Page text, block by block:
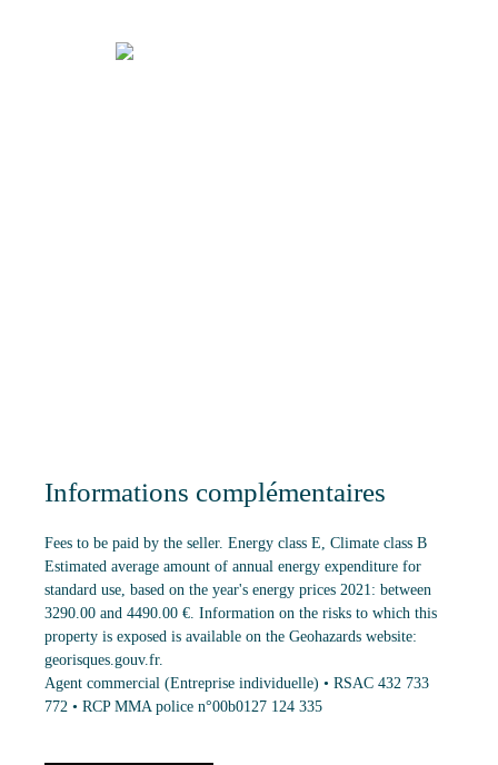
Informations complémentaires
Fees to be paid by the seller. Energy class E, Climate class B
Estimated average amount of annual energy expenditure for
standard use, based on the year's energy prices 2021: between
3290.00 and 4490.00 €. Information on the risks to which this
property is exposed is available on the Geohazards website:
georisques.gouv.fr.
Agent commercial (Entreprise individuelle) • RSAC 432 733
772 • RCP MMA police n°00b0127 124 335